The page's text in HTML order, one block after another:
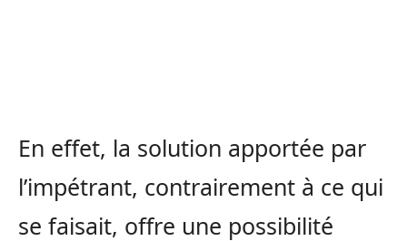
En effet, la solution apportée par
l’impétrant, contrairement à ce qui
se faisait, offre une possibilité